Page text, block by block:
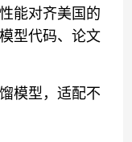
能对齐美国的
型代码、论文
模型，适配不